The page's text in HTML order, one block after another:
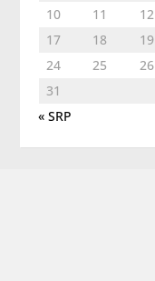
10
11 12
17
18 19
24
25 26
31
« SRP